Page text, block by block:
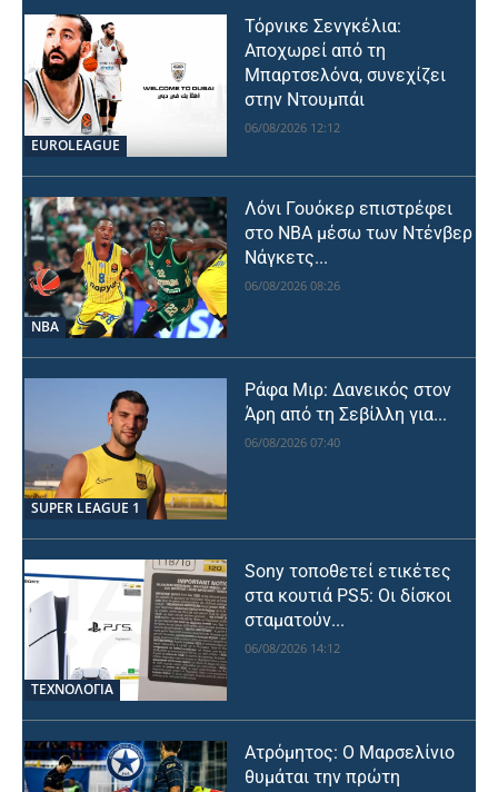
EUROLEAGUE
Τόρνικε Σενγκέλια:
Αποχωρεί από τη
Μπαρτσελόνα, συνεχίζει
στην Ντουμπάι
06/08/2026 12:12
NBA
Λόνι Γουόκερ επιστρέφει
στο NBA μέσω των Ντένβερ
Νάγκετς...
06/08/2026 08:26
SUPER LEAGUE 1
Ράφα Μιρ: Δανεικός στον
Άρη από τη Σεβίλλη για...
06/08/2026 07:40
ΤΕΧΝΟΛΟΓΙΑ
Sony τοποθετεί ετικέτες
στα κουτιά PS5: Οι δίσκοι
σταματούν...
06/08/2026 14:12
Ατρόμητος: Ο Μαρσελίνιο
θυμάται την πρώτη